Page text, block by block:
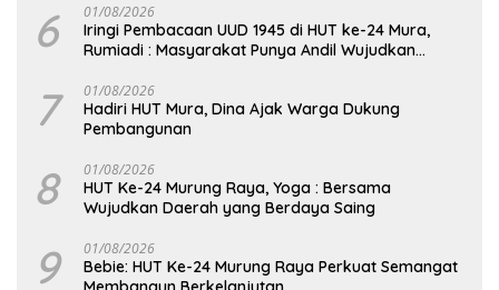
6 01/08/2026
Iringi Pembacaan UUD 1945 di HUT ke-24 Mura,
Rumiadi : Masyarakat Punya Andil Wujudkan
7 01/08/2026
Hadiri HUT Mura, Dina Ajak Warga Dukung
Pembangunan
8 01/08/2026
HUT Ke-24 Murung Raya, Yoga : Bersama
Wujudkan Daerah yang Berdaya Saing
9 01/08/2026
Bebie: HUT Ke-24 Murung Raya Perkuat Semangat